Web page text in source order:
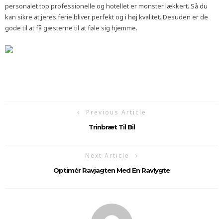
personalet top professionelle og hotellet er monster lækkert. Så du
kan sikre at jeres ferie bliver perfekt og i høj kvalitet. Desuden er de
gode til at få gæsterne til at føle sig hjemme.
Previous Article
Trinbræt Til Bil
Next Article
Optimér Ravjagten Med En Ravlygte